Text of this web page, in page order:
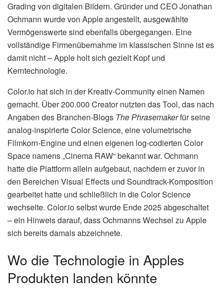
Grading von digitalen Bildern. Gründer und CEO Jonathan
Ochmann wurde von Apple angestellt, ausgewählte
Vermögenswerte sind ebenfalls übergegangen. Eine
vollständige Firmenübernahme im klassischen Sinne ist es
damit nicht – Apple holt sich gezielt Kopf und
Kerntechnologie.
Color.io hat sich in der Kreativ-Community einen Namen
gemacht. Über 200.000 Creator nutzten das Tool, das nach
Angaben des Branchen-Blogs The Phrasemakerfür seine
analog-inspirierte Color Science, eine volumetrische
Filmkorn-Engine und einen eigenen log-codierten Color
Space namens „Cinema RAW“ bekannt war. Ochmann
hatte die Plattform allein aufgebaut, nachdem er zuvor in
den Bereichen Visual Effects und Soundtrack-Komposition
gearbeitet hatte und schließlich in die Color Science
wechselte. Color.io selbst wurde Ende 2025 abgeschaltet
– ein Hinweis darauf, dass Ochmanns Wechsel zu Apple
sich bereits damals abzeichnete.
Wo die Technologie in Apples
Produkten landen könnte